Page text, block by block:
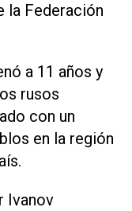
la Federación
a 11 años y
rusos
con un
en la región
Ivanov